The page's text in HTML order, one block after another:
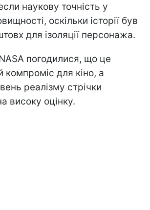
наукову точність у
оскільки історії був
для ізоляції персонажа.
погодилися, що це
компроміс для кіно, а
реалізму стрічки
високу оцінку.